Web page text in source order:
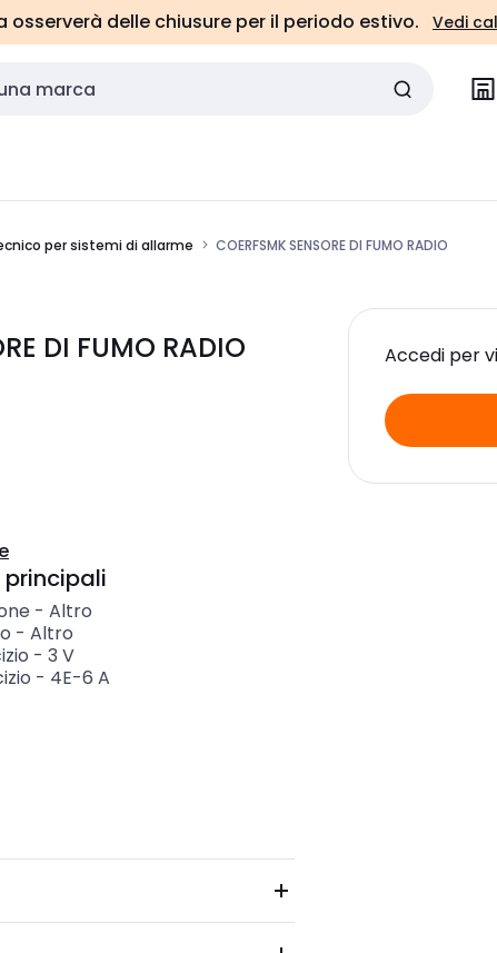
delle chiusure per il periodo estivo. Vedi
per sistemi di allarme COERFSMK SENSORE DI FUMO RADIO
DI FUMO RADIO Accedi per
- Altro
- Altro
- 3 V
- 4E-6 A